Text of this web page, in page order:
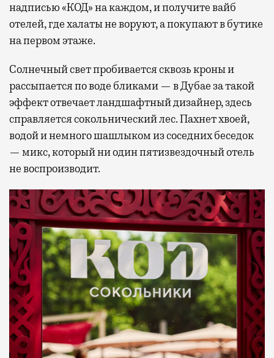
надписью «КОД» на каждом, и получите вайб
отелей, где халаты не воруют, а покупают в бутике
на первом этаже.
Солнечный свет пробивается сквозь кроны и
рассыпается по воде бликами — в Дубае за такой
эффект отвечает ландшафтный дизайнер, здесь
справляется сокольнический лес. Пахнет хвоей,
водой и немного шашлыком из соседних беседок
— микс, который ни один пятизвездочный отель
не воспроизводит.